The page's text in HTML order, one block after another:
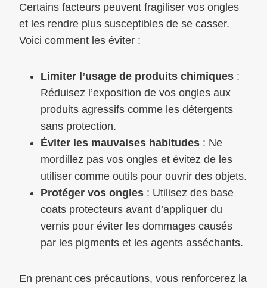
Certains facteurs peuvent fragiliser vos ongles
et les rendre plus susceptibles de se casser.
Voici comment les éviter :
Limiter l’usage de produits chimiques :
Réduisez l’exposition de vos ongles aux
produits agressifs comme les détergents
sans protection.
Éviter les mauvaises habitudes : Ne
mordillez pas vos ongles et évitez de les
utiliser comme outils pour ouvrir des objets.
Protéger vos ongles : Utilisez des base
coats protecteurs avant d’appliquer du
vernis pour éviter les dommages causés
par les pigments et les agents asséchants.
En prenant ces précautions, vous renforcerez la